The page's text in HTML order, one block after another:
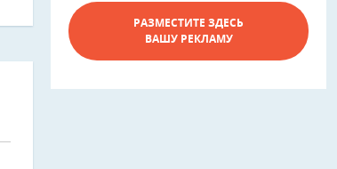
РАЗМЕСТИТЕ ЗДЕСЬ
ВАШУ РЕКЛАМУ